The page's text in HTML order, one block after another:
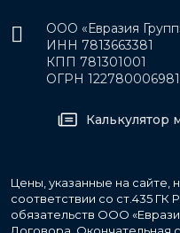
ООО «Евразия
ИНН 7813663381
КПП 781301001
ОГРН
Калькулятор
Цены, указанные на сайте,
соответствии со ст.435 ГК
обязательств ООО